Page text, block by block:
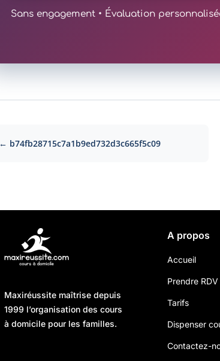
Sans engagement • Évaluation
← b74fb28715c7a1b9ed732d3c665f5c09
Maxiréussite maîtrise depuis
1999 l’organisation des cours
à domicile pour les familles.
A propos
Accueil
Prendre RDV
Tarifs
Dispenser
Contactez-